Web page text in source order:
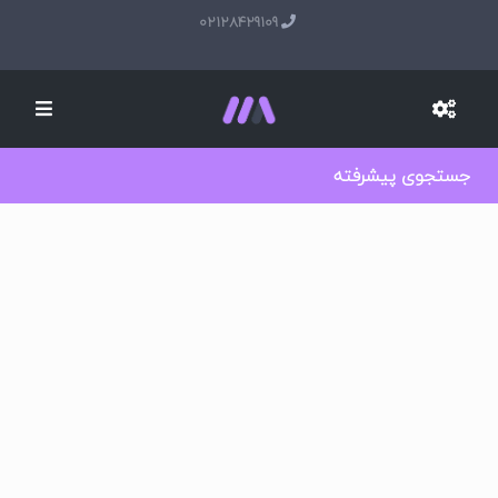
02128429109
جستجوی پیشرفته